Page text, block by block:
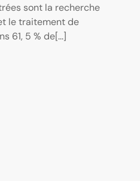
sont la recherche
le traitement de
61, 5 % de[...]